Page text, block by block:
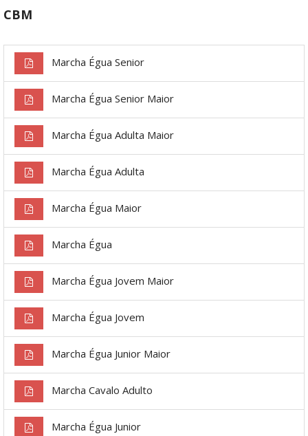
CBM
Marcha Égua Senior
Marcha Égua Senior Maior
Marcha Égua Adulta Maior
Marcha Égua Adulta
Marcha Égua Maior
Marcha Égua
Marcha Égua Jovem Maior
Marcha Égua Jovem
Marcha Égua Junior Maior
Marcha Cavalo Adulto
Marcha Égua Junior